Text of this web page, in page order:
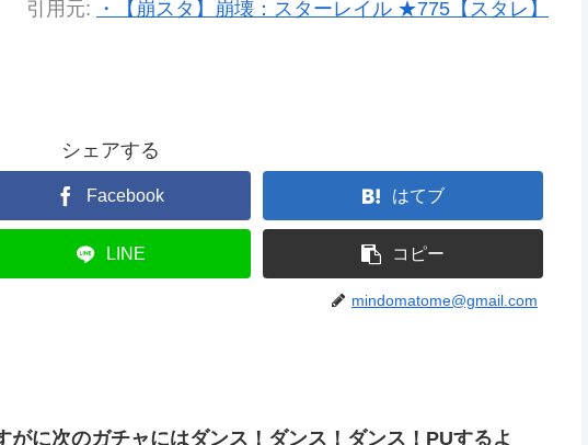
引用元: ・【崩スタ】崩壊：スターレイル ★775【スタレ】
シェアする
Facebook はてブ
LINE コピー
mindomatome@gmail.com
がに次のガチャにはダンス！ダンス！ダンス！PUするよ